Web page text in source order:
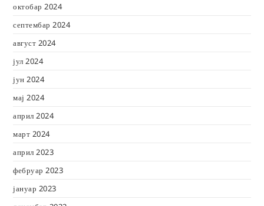
октобар 2024
септембар 2024
август 2024
јул 2024
јун 2024
мај 2024
април 2024
март 2024
април 2023
фебруар 2023
јануар 2023